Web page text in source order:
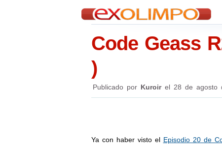
Code Geass
)
Publicado por Kuroirel 28 de agosto
Ya con haber visto el Episodio 20 de